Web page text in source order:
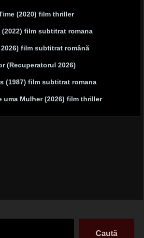
(2020) film thriller
film subtitrat romana
film subtitrat română
(Recuperatorul 2026)
(1987) film subtitrat romana
uma Mulher (2026) film thriller
Caută